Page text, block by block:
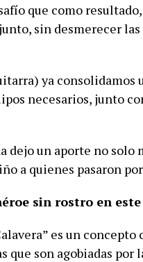
que como
sin desmerecer
ya consolidamos
necesarios, junto
dejo un aporte no solo
a quienes pasaron
sin rostro en
es un
que son agobiadas por